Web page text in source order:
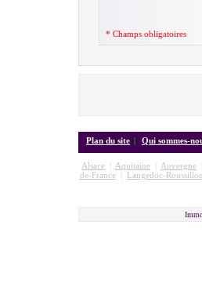
* Champs obligatoires
Plan du site | Qui sommes-
Alsace Aquitaine Auvergne
de-France| Langedoc-Roussillon